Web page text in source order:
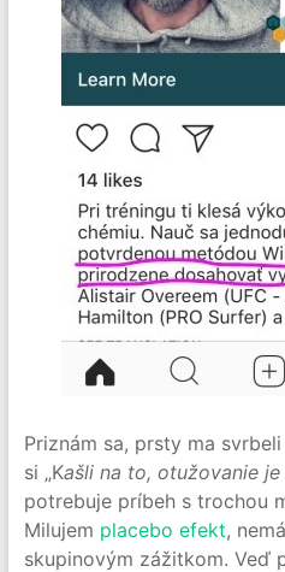
Priznám sa, prsty ma
si „Kašli na to, otužovanie je
potrebuje príbeh s trochou
Milujem placebo efekt,
skupinovým zážitkom. Veď